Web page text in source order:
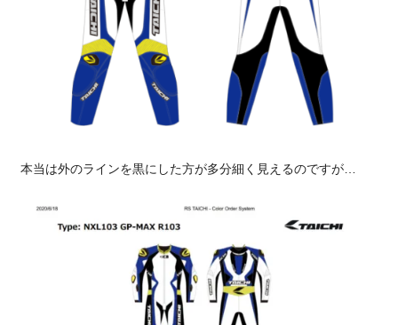
本当は外のラインを黒にした方が多分細く見えるのですが…